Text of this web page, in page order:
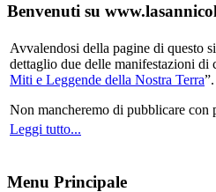
Benvenuti su
Avvalendosi della pagine di questo
dettaglio due delle manifestazioni di
Miti e Leggende della Nostra Terra”.
Non mancheremo di pubblicare
Leggi tutto...
Menu Principale